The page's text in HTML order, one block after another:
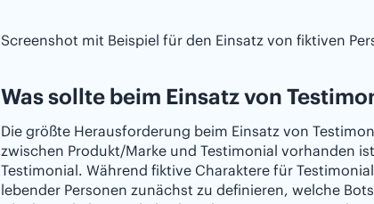
Screenshot mit Beispiel für den Einsatz von fiktiven
Was sollte beim Einsatz von
Die größte Herausforderung beim Einsatz von
zwischen Produkt/Marke und Testimonial vorhanden
Testimonial. Während fiktive Charaktere für
lebender Personen zunächst zu definieren, welche